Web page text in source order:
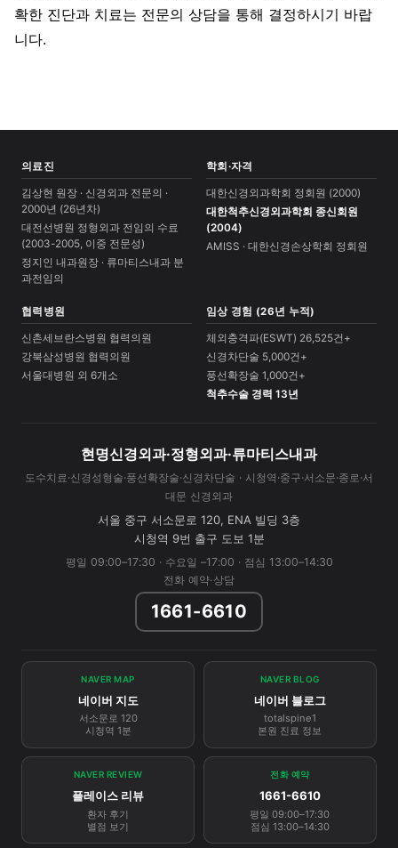
확한 진단과 치료는 전문의 상담을 통해 결정하시기 바랍
니다.
의료진
김상현 원장 · 신경외과 전문의 ·
2000년 (26년차)
대전선병원 정형외과 전임의 수료
(2003-2005, 이중 전문성)
정지인 내과원장 · 류마티스내과 분
과전임의
학회·자격
대한신경외과학회 정회원 (2000)
대한척추신경외과학회 종신회원
(2004)
AMISS · 대한신경손상학회 정회원
협력병원
신촌세브란스병원 협력의원
강북삼성병원 협력의원
서울대병원 외 6개소
임상 경험 (26년 누적)
체외충격파(ESWT) 26,525건+
신경차단술 5,000건+
풍선확장술 1,000건+
척추수술 경력 13년
현명신경외과·정형외과·류마티스내과
도수치료·신경성형술·풍선확장술·신경차단술 · 시청역·중구·서소문·종로·서
대문 신경외과
서울 중구 서소문로 120, ENA 빌딩 3층
시청역 9번 출구 도보 1분
평일 09:00–17:30 · 수요일 –17:00 · 점심 13:00–14:30
전화 예약·상담
1661-6610
NAVER MAP
네이버 지도
서소문로 120
시청역 1분
NAVER BLOG
네이버 블로그
totalspine1
본원 진료 정보
NAVER REVIEW
플레이스 리뷰
환자 후기
별점 보기
전화 예약
1661-6610
평일 09:00–17:30
점심 13:00–14:30